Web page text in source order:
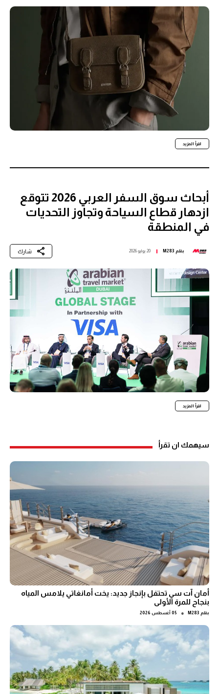
اقرأ المزيد
أبحاث سوق السفر العربي 2026 تتوقع
ازدهار قطاع السياحة وتجاوز التحديات
في المنطقة
بقلم M283 20 يوليو 2026 شارك
اقرأ المزيد
سيهمك ان تقرأ
أمان آت سي تحتفل بإنجاز جديد: يخت أمانغاتي يلامس المياه
بنجاح للمرة الأولى
بقلم M283
● 05 أغسطس 2026